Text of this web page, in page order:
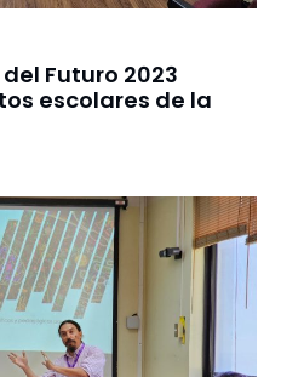
Futuro 2023
escolares de la